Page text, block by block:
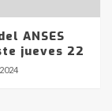
ANSES
jueves 22
gran parte